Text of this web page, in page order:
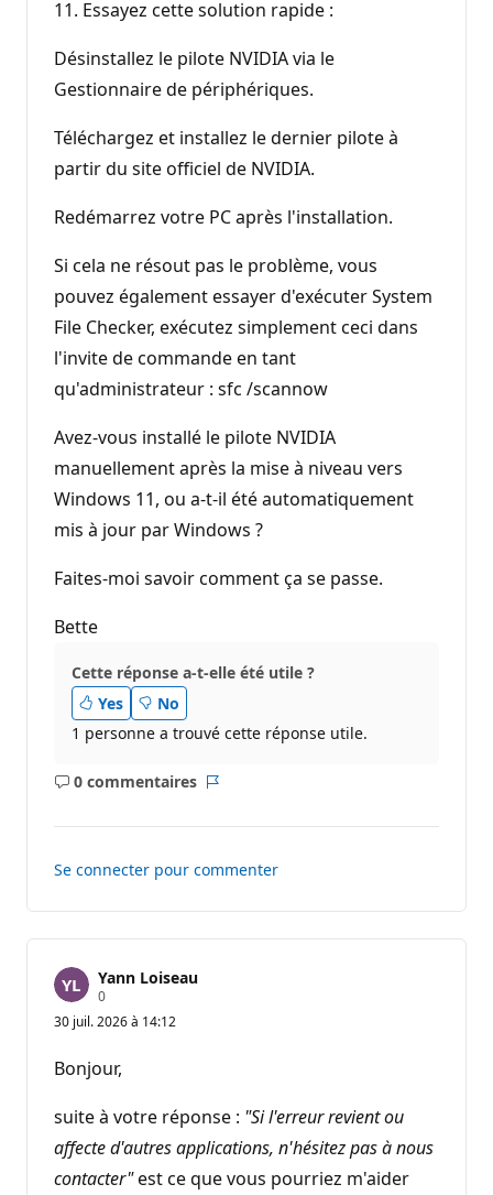
t
i
n
11. Essayez cette solution rapide :
Désinstallez le pilote NVIDIA via le
Gestionnaire de périphériques.
Téléchargez et installez le dernier pilote à
partir du site officiel de NVIDIA.
Redémarrez votre PC après l'installation.
Si cela ne résout pas le problème, vous
pouvez également essayer d'exécuter System
File Checker, exécutez simplement ceci dans
l'invite de commande en tant
qu'administrateur : sfc /scannow
Avez-vous installé le pilote NVIDIA
manuellement après la mise à niveau vers
Windows 11, ou a-t-il été automatiquement
mis à jour par Windows ?
Faites-moi savoir comment ça se passe.
Bette
Cette réponse a-t-elle été utile ?
Yes
No
1 personne a trouvé cette réponse utile.
0 commentaires
Aucun
Se connecter pour commenter
Yann Loiseau
0P
i
t
s
e
r
é
p
u
30 juil. 2026 à 14:12
Bonjour,
suite à votre réponse : "Si l'erreur revient ou
affecte d'autres applications, n'hésitez pas à nous
contacter"est ce que vous pourriez m'aider